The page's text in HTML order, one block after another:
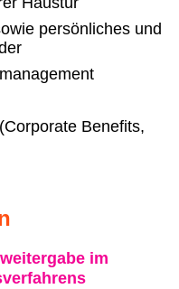
persönliches und
Benefits,
im